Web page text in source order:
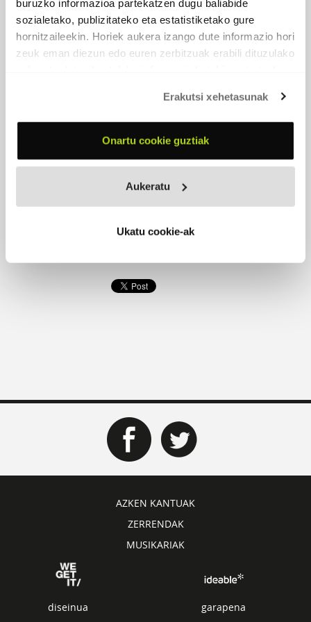
buruzko informazioa partekatzen dugu baliabide
sozialetako, publizitateko eta estatistiketako gure
hornitzaileekin. Horiek aukera izango dute informazio hori
zeuk eman diezun edo euren zerbitzuak erabili dituzulako
Erakutsi xehetasunak
Onartu cookie guztiak
Aukeratu
Ukatu cookie-ak
2016 -Egilea editore
Elorri Falxa, ahotsa, baxua
, biolina
AZKEN KANTUAK
ZERRENDAK
MUSIKARIAK
diseinua garapena